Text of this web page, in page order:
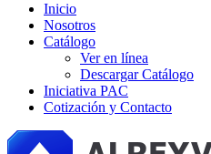
Inicio
Nosotros
Catálogo
Ver en línea
Descargar Catálogo
Iniciativa PAC
Cotización y Contacto